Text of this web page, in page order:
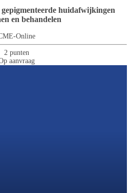
huidafwijkingen
en behandelen
Online
2 punten
aanvraag